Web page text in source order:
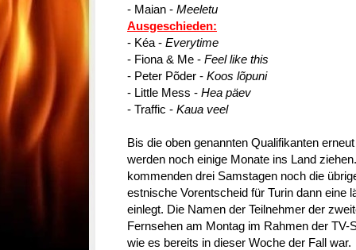
- Maian - Meeletu
Ausgeschieden:
- Kéa - Everytime
- Fiona & Me - Feel like this
- Peter Põder - Koos lõpuni
- Little Mess - Hea päev
- Traffic - Kaua veel
Bis die oben genannten Qualifikanten
werden noch einige Monate ins Land
kommenden drei Samstagen noch die
estnische Vorentscheid für Turin dann eine
einlegt. Die Namen der Teilnehmer der
Fernsehen am Montag im Rahmen der TV-
wie es bereits in dieser Woche der Fall war.